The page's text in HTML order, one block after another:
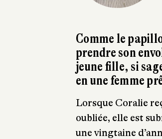
Comme le
prendre son
jeune fille, si
en une femme
Lorsque Coralie
oubliée, elle est
une vingtaine